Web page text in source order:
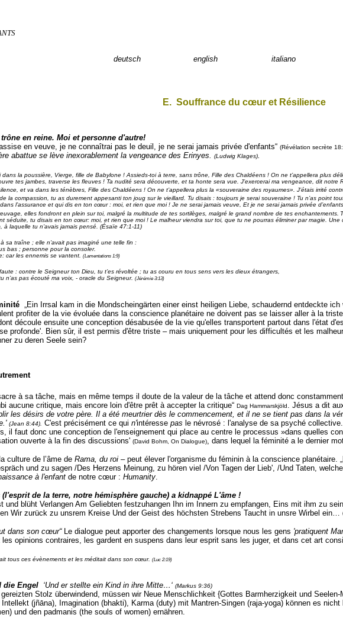
deutsch
english italiano
E. Souffrance du cœur et Résilience
en reine. Moi et personne d'autre!
en veuve, je ne connaîtrai pas le deuil, je ne serai jamais privée d'enfants“ (Révélation secrète
abattue se lève inexorablement la vengeance des Erinyes. (Ludwig Klages).
dans la poussière, Vierge, fille de Babylone ! Assieds-toi à terre, sans trône, Fille des Chaldéens ! On ne t’appellera plus
tes jambes, traverse les fleuves ! Ta nudité sera découverte, et ta honte sera vue. J’exercerai ma vengeance, dit notre
et va dans les ténèbres, Fille des Chaldéens ! On ne t’appellera plus la «souveraine des royaumes». J’étais irrité
la compassion, tu as durement appesanti ton joug sur le vieillard. Tu disais : toujours je serai souveraine ! Tu n’as point
l’assurance et qui dis en ton cœur : moi, et rien que moi ! Je ne serai jamais veuve, Et je ne serai jamais privée
elles fondront en plein sur toi, malgré la multitude de tes sortilèges, malgré le grand nombre de tes enchantements.
séduite, tu disais en ton cœur: moi, et rien que moi ! Le malheur viendra sur toi, que tu ne pourras éliminer par magie.
à laquelle tu n’avais jamais pensé. (Ésaïe 47:1-11)
sa traîne ; elle n’avait pas imaginé une telle fin :
bas ; personne pour la consoler.
car les ennemis se vantent.
(Lamentations 1:9)
: contre le Seigneur ton Dieu, tu t’es révoltée ; tu as couru en tous sens vers les dieux étrangers,
n’as pas écouté ma voix, - oracle du Seigneur. (Jérémie 3:13)
„Ein Irrsal kam in die Mondscheingärten einer einst heiligen Liebe, schaudernd entdeckte ich
profiter de la vie évoluée dans la conscience planétaire ne doivent pas se laisser aller à la
découle ensuite une conception désabusée de la vie qu'elles transportent partout dans l'état
profonde'. Bien sûr, il est permis d'être triste – mais uniquement pour les difficultés et les
zu deren Seele sein?
à sa tâche, mais en même temps il doute de la valeur de la tâche et attend donc
aucune critique, mais encore loin d'être prêt à accepter la critique“ Dag Hammarskjöld . Jésus a dit
les désirs de votre père. Il a été meurtrier dès le commencement, et il ne se tient pas dans la
(Jean 8:44). C'est précisément ce qui n'intéresse pas le névrosé : l'analyse de sa psyché
il faut donc une conception de l'enseignement qui place au centre le processus »dans quelles
ouverte à la fin des discussions' (David Bohm, On Dialogue) , dans lequel la féminité a le dernier
culture de l’âme de Rama, du roi – peut élever l'organisme du féminin à la conscience planétaire.
und zu sagen /Des Herzens Meinung, zu hören viel /Von Tagen der Lieb', /Und Taten,
à l'enfant de notre cœur : Humanity
de la terre, notre hémisphère gauche) a kidnappé L'âme !
und blüht Verlangen Am Geliebten festzuhangen Ihn im Innern zu empfangen, Eins mit ihm zu
Wir zurück zu unsrem Kreise Und der Geist des höchsten Strebens Taucht in unsre Wirbel ein …
dans son cœur“Le dialogue peut apporter des changements lorsque nous les gens 'pratiquent
opinions contraires, les gardent en suspens dans leur esprit sans les juger, et dans cet art
tous ces évènements et les méditait dans son cœur. (Luc 2:19)
die Engel ‘Und er stellte ein Kind in ihre Mitte…‘ (Markus 9:36)
Stolz überwindend, müssen wir Neue Menschlichkeit {Gottes Barmherzigkeit und
(jñāna), Imagination (bhakti), Karma (duty) mit Mantren-Singen (raja-yoga) können es
und den padmanis (the souls of women) ernähren.